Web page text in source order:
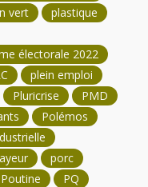
vert
plastique
électorale 2022
plein emploi
Pluricrise
PMD
Polémos
porc
Poutine
PQ